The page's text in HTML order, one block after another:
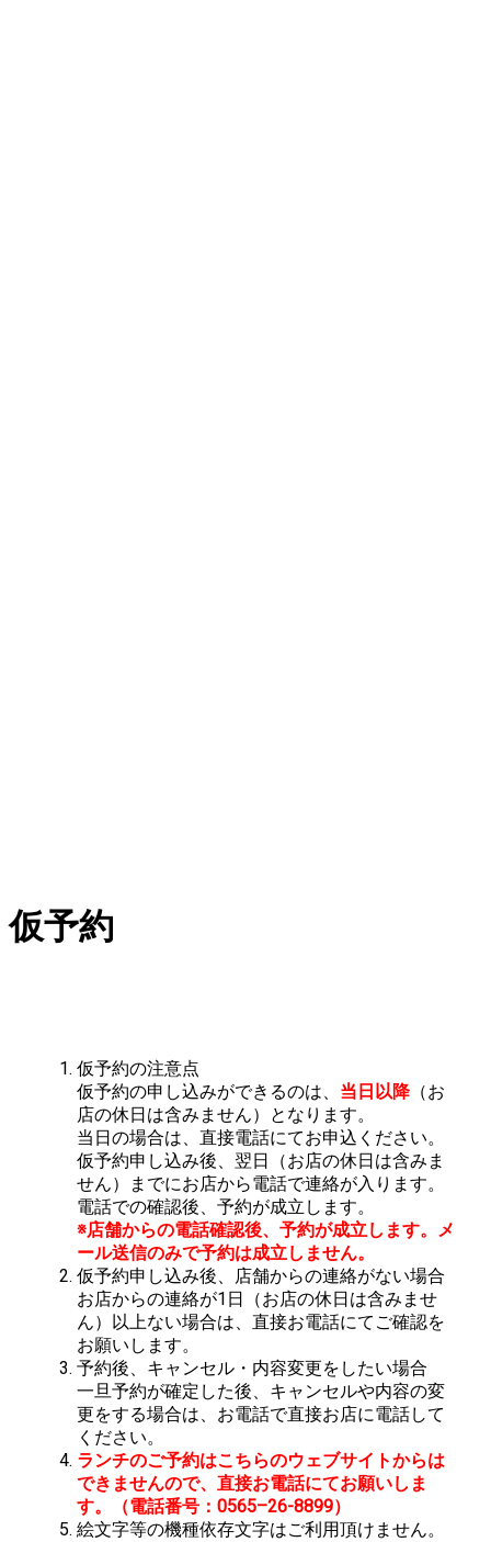
仮予約
仮予約の注意点
仮予約の申し込みができるのは、 当日以降（お
店の休日は含みません）となります。
当日の場合は、直接電話にてお申込ください。
仮予約申し込み後、翌日（お店の休日は含みま
せん）までにお店から電話で連絡が入ります。
電話での確認後、予約が成立します。
※店舗からの電話確認後、予約が成立します。メ
ール送信のみで予約は成立しません。
仮予約申し込み後、店舗からの連絡がない場合
お店からの連絡が1日（お店の休日は含みませ
ん）以上ない場合は、直接お電話にてご確認を
お願いします。
予約後、キャンセル・内容変更をしたい場合
一旦予約が確定した後、キャンセルや内容の変
更をする場合は、お電話で直接お店に電話して
ください。
ランチのご予約はこちらのウェブサイトからは
できませんので、直接お電話にてお願いしま
す。（電話番号：0565–26-8899）
絵文字等の機種依存文字はご利用頂けません。